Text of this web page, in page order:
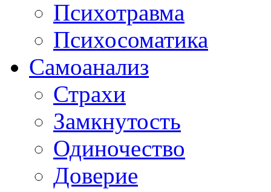
Психотравма
Психосоматика
Самоанализ
Страхи
Замкнутость
Одиночество
Доверие